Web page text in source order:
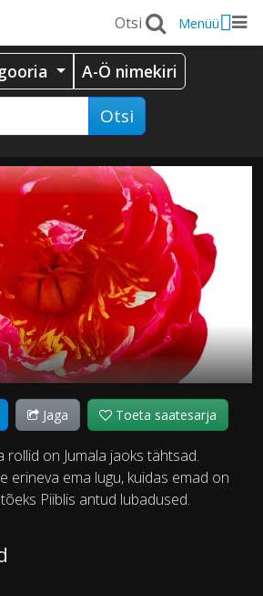
Menüü
A-Ö nimekiri
Otsi
Jaga Toeta saatesarja
rollid on Jumala jaoks tähtsad.
erineva ema lugu, kuidas emad on
Piiblis antud lubadused.